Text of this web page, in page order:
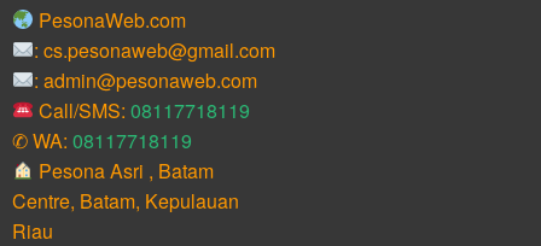
PesonaWeb.com
: cs.pesonaweb@gmail.com
: admin@pesonaweb.com
Call/SMS:08117718119
✆ WA: 08117718119
Pesona Asri , Batam
Centre, Batam, Kepulauan
Riau